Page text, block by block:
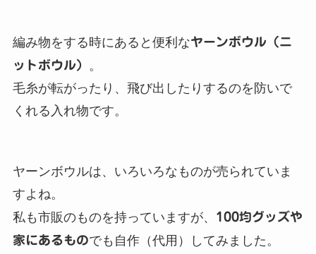
編み物をする時にあると便利なヤーンボウル（ニ
ットボウル） 。
毛糸が転がったり、飛び出したりするのを防いで
くれる入れ物です。
ヤーンボウルは、いろいろなものが売られていま
すよね。
私も市販のものを持っていますが、
100均グッズや
家にあるものでも自作（代用）してみました。